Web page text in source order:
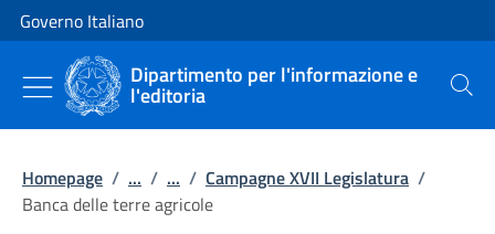
Vai al contenuto
Vai alla navigazione del sito
Governo Italiano
Dipartimento per l'informazione e
l'editoria Cerca
Homepage / ... / ... / Campagne XVII Legislatura /
Banca delle terre agricole